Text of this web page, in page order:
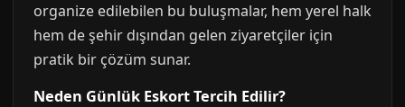
organize edilebilen bu buluşmalar, hem yerel halk
hem de şehir dışından gelen ziyaretçiler için
pratik bir çözüm sunar.
Neden Günlük Eskort Tercih Edilir?